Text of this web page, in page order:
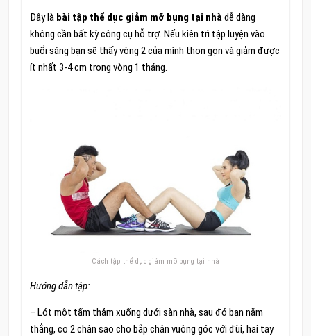
Đây là bài tập thể dục giảm mỡ bụng tại nhàdễ dàng
không cần bất kỳ công cụ hỗ trợ. Nếu kiên trì tập luyện vào
buổi sáng bạn sẽ thấy vòng 2 của mình thon gọn và giảm được
ít nhất 3-4 cm trong vòng 1 tháng.
Cách tập thể dục giảm mỡ bụng tại nhà
Hướng dẫn tập:
– Lót một tấm thảm xuống dưới sàn nhà, sau đó bạn nằm
thẳng, co 2 chân sao cho bắp chân vuông góc với đùi, hai tay